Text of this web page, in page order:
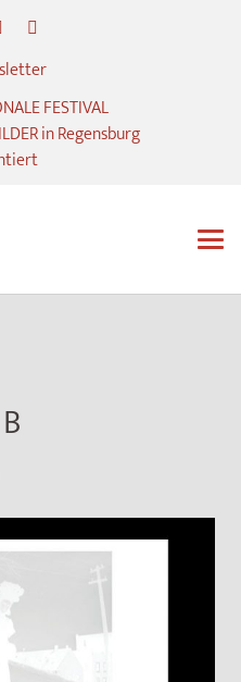
FESTIVAL
in Regensburg